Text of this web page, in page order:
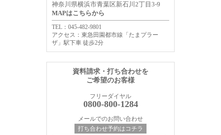
神奈川県横浜市青葉区新石川2丁目3-9
MAPはこちらから
TEL：045-482-9801
アクセス：東急田園都市線「たまプラー
ザ」駅下車 徒歩2分
資料請求・打ち合わせを
ご希望のお客様
フリーダイヤル
0800-800-1284
メールでのお問い合わせ
打ち合わせ予約はコチラ